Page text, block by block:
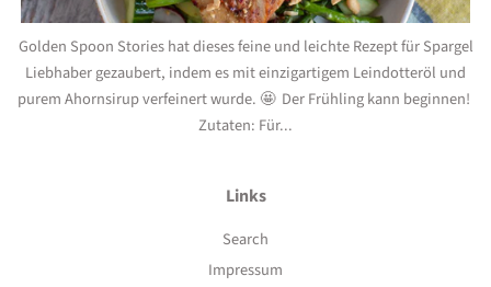
Golden Spoon Stories hat dieses feine und leichte Rezept für Spargel
Liebhaber gezaubert, indem es mit einzigartigem Leindotteröl und
purem Ahornsirup verfeinert wurde. 🤩 Der Frühling kann beginnen!
Zutaten: Für...
Links
Search
Impressum